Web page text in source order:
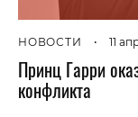
НОВОСТИ • 11
Принц Гарри
конфликта